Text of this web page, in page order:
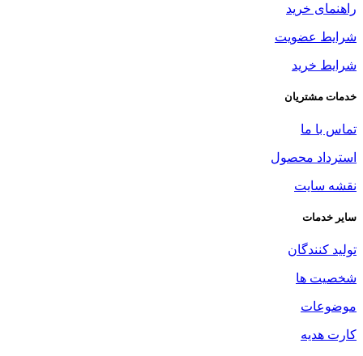
راهنمای خرید
شرایط عضویت
شرایط خرید
خدمات مشتریان
تماس با ما
استرداد محصول
نقشه سایت
سایر خدمات
تولید کنندگان
شخصیت ها
موضوعات
کارت هدیه